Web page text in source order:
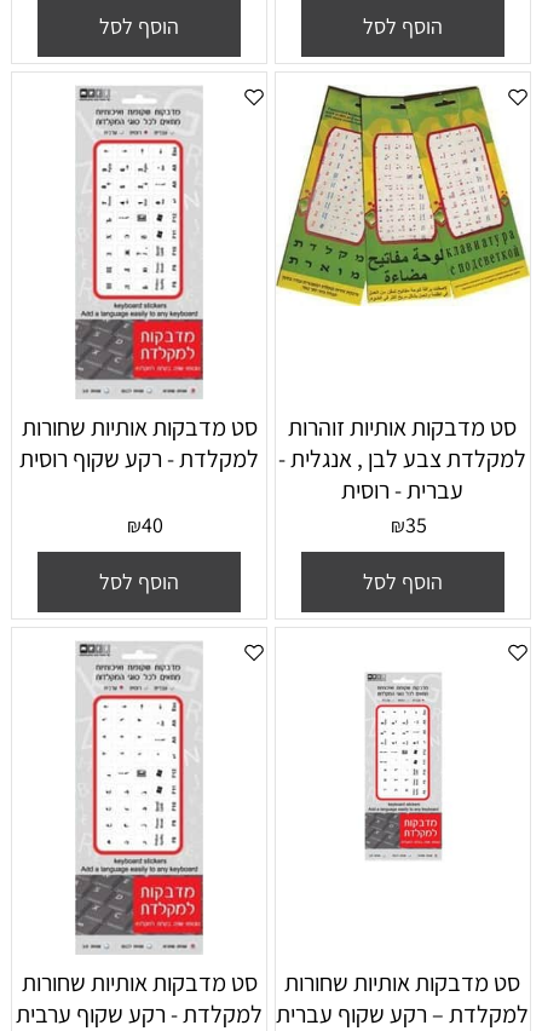
הוסף לסל הוסף לסל
סט מדבקות אותיות זוהרות
למקלדת צבע לבן , אנגלית -
עברית - רוסית
₪35
הוסף לסל
סט מדבקות אותיות שחורות
למקלדת - רקע שקוף רוסית
₪40
הוסף לסל
סט מדבקות אותיות שחורות
למקלדת – רקע שקוף עברית
סט מדבקות אותיות שחורות
למקלדת - רקע שקוף ערבית